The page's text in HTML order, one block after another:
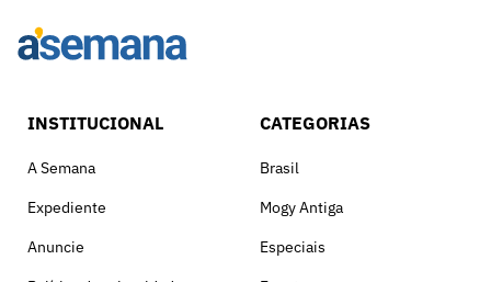
INSTITUCIONAL
A Semana
Expediente
Anuncie
CATEGORIAS
Brasil
Mogy Antiga
Especiais